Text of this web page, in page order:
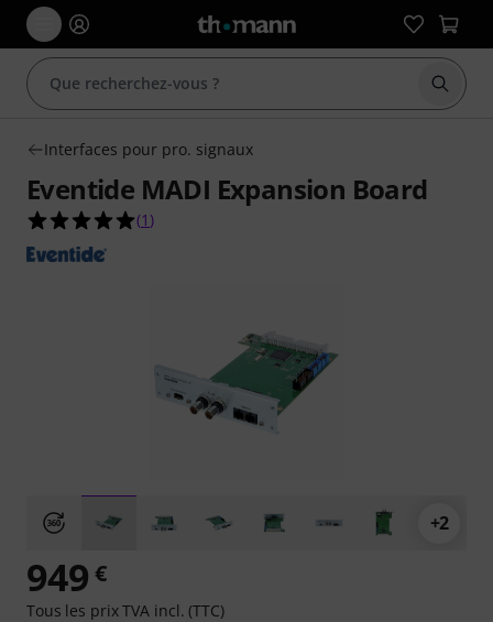
Interfaces pour pro. signaux
Eventide MADI Expansion Board
5.0 étoiles sur 5 d'après 1 évaluations clients
(1 )
+2
949 €
Tous les prix TVA incl. (TTC)